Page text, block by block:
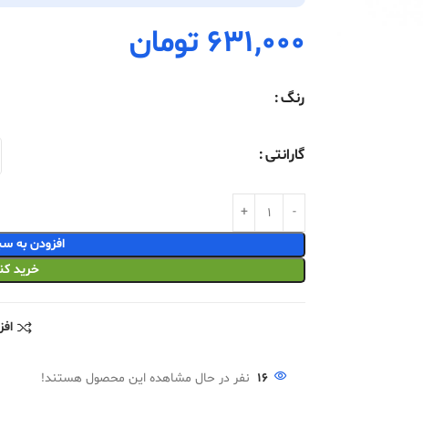
631,000 تومان
رنگ
گارانتی
افزودن به
خرید
16 نفر در حال مشاهده این محصول هستند!